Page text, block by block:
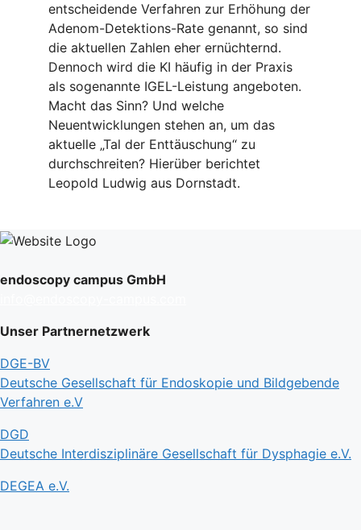
entscheidende Verfahren zur Erhöhung der
Adenom-Detektions-Rate genannt, so sind
die aktuellen Zahlen eher ernüchternd.
Dennoch wird die KI häufig in der Praxis
als sogenannte IGEL-Leistung angeboten.
Macht das Sinn? Und welche
Neuentwicklungen stehen an, um das
aktuelle „Tal der Enttäuschung“ zu
durchschreiten? Hierüber berichtet
Leopold Ludwig aus Dornstadt.
endoscopy campus GmbH
Unser Partnernetzwerk
DGE-BV
Deutsche Gesellschaft für Endoskopie und Bildgebende
Verfahren e.V
DGD
Deutsche Interdisziplinäre Gesellschaft für Dysphagie e.V.
DEGEA e.V.